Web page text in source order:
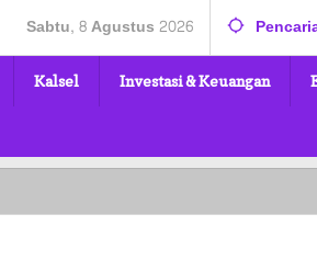
Sabtu, 8 Agustus 2026
Kalsel Investasi & Keuangan